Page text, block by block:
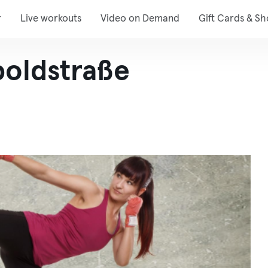
Live workouts Video on Demand Gift Cards &